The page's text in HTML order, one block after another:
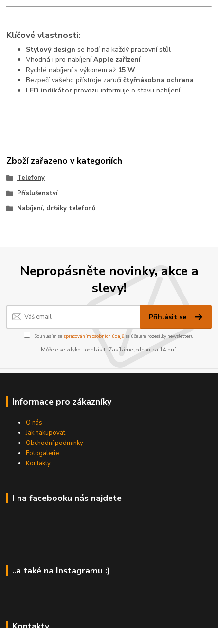
Klíčové vlastnosti:
Stylový design se hodí na každý pracovní stůl
Vhodná i pro nabíjeníApple zařízení
Rychlé nabíjení s výkonem až 15 W
Bezpečí vašeho přístroje zaručíčtyřnásobná ochrana
LED indikátor provozu informuje o stavu nabíjení
Zboží zařazeno v kategoriích
Telefony
Příslušenství
Nabíjení, držáky telefonů
Nepropásněte novinky, akce a
slevy!
Přihlásit se
Souhlasím se zpracováním osobních údajůza účelem rozesílky newsletteru.
Můžete se kdykoli odhlásit. Zasíláme jednou za 14 dní.
Informace pro zákazníky
O nás
Jak nakupovat
Obchodní podmínky
Fotogalerie
Kontakty
I na facebooku nás najdete
..a také na Instagramu :)